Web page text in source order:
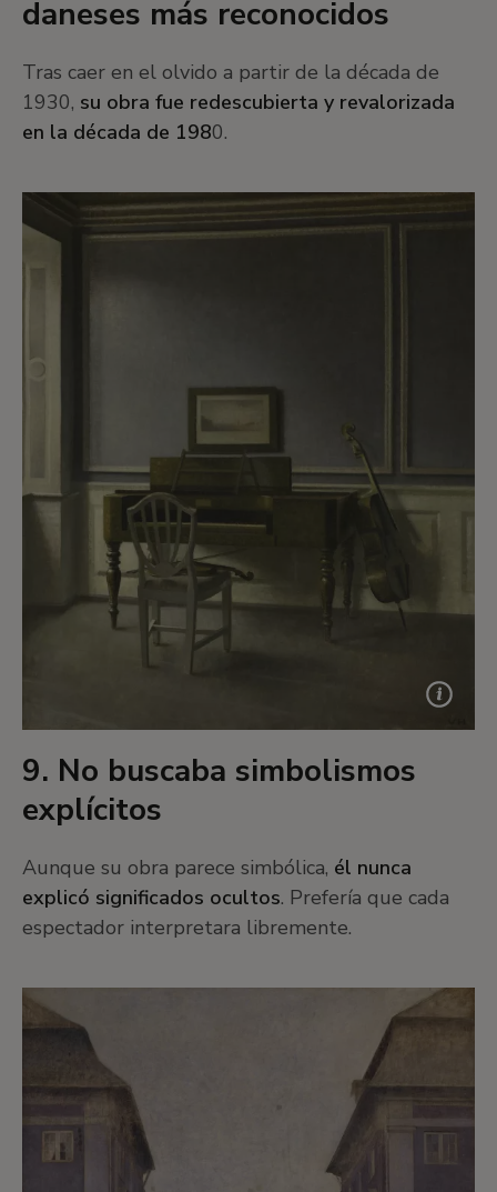
daneses más reconocidos
Tras caer en el olvido a partir de la década de
1930, su obra fue redescubierta y revalorizada
en la década de 1980.
9. No buscaba simbolismos
explícitos
Aunque su obra parece simbólica, él nunca
explicó significados ocultos. Prefería que cada
espectador interpretara libremente.